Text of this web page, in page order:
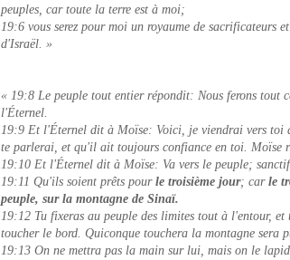
peuples, car toute la terre est à moi;
19:6 vous serez pour moi un royaume de sacrificateurs
d'Israël. »
« 19:8 Le peuple tout entier répondit: Nous ferons tout
l'Éternel.
19:9 Et l'Éternel dit à Moïse: Voici, je viendrai vers toi
te parlerai, et qu'il ait toujours confiance en toi. Moïse
19:10 Et l'Éternel dit à Moïse: Va vers le peuple;
19:11 Qu'ils soient prêts pour le troisième jour; car le
peuple, sur la montagne de Sinaï.
19:12 Tu fixeras au peuple des limites tout à l'entour,
toucher le bord. Quiconque touchera la montagne sera
19:13 On ne mettra pas la main sur lui, mais on le